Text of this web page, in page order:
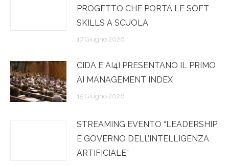
PROGETTO CHE PORTA LE SOFT
SKILLS A SCUOLA
17 Giugno 2026
CIDA E AI4I PRESENTANO IL PRIMO
AI MANAGEMENT INDEX
15 Giugno 2026
STREAMING EVENTO “LEADERSHIP
E GOVERNO DELL’INTELLIGENZA
ARTIFICIALE”